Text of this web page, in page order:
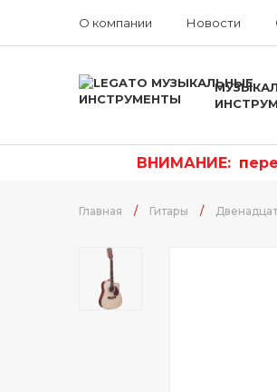
О компании Новости
ВНИМАНИЕ: п
Главная / Гитары /